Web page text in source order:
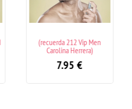
(recuerda 212 Men Carolina
Herrera)
7.95